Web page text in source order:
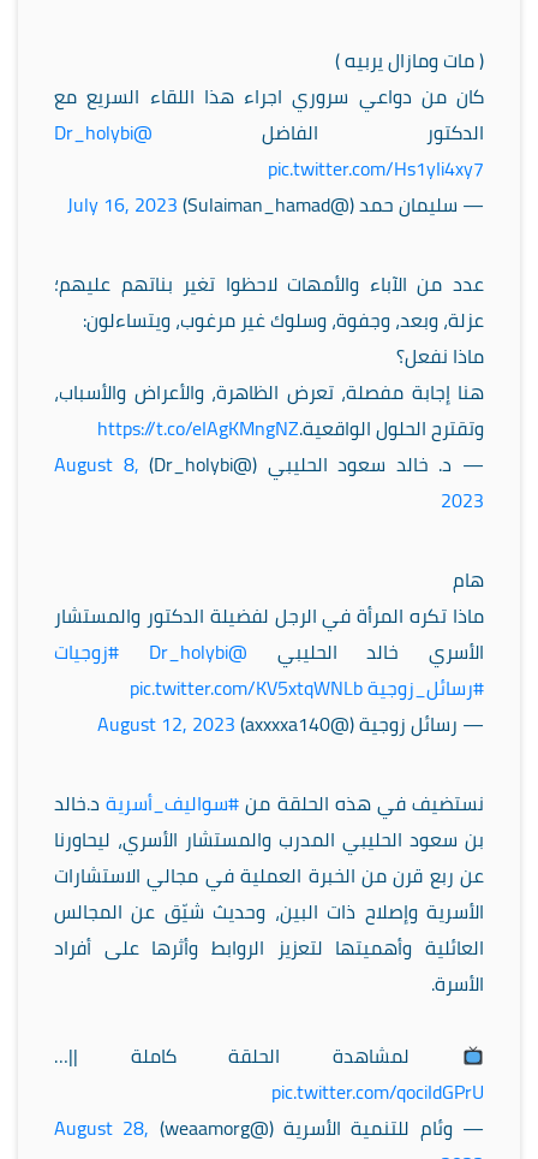
( مات ومازال يربيه )
كان من دواعي سروري اجراء هذا اللقاء السريع مع
الدكتور الفاضل @Dr_holybi
pic.twitter.com/Hs1yIi4xy7
— سليمان حمد (@Sulaiman_hamad)
July 16, 2023
عدد من الآباء والأمهات لاحظوا تغير بناتهم عليهم؛
عزلة، وبعد، وجفوة، وسلوك غير مرغوب، ويتساءلون:
ماذا نفعل؟
هنا إجابة مفصلة، تعرض الظاهرة، والأعراض والأسباب،
وتقترح الحلول الواقعية.https://t.co/eIAgKMngNZ
— د. خالد سعود الحليبي (@Dr_holybi)
August 8,
2023
هام
ماذا تكره المرأة في الرجل لفضيلة الدكتور والمستشار
الأسري خالد الحليبي @Dr_holybi
#زوجيات
#رسائل_زوجيةpic.twitter.com/KV5xtqWNLb
— رسائل زوجية (@axxxxa140)
August 12, 2023
نستضيف في هذه الحلقة من#سواليف_أسريةد.خالد
بن سعود الحليبي المدرب والمستشار الأسري، ليحاورنا
عن ربع قرن من الخبرة العملية في مجالي الاستشارات
الأسرية وإصلاح ذات البين، وحديث شيّق عن المجالس
العائلية وأهميتها لتعزيز الروابط وأثرها على أفراد
الأسرة.
لمشاهدة الحلقة كاملة ||…
pic.twitter.com/qociIdGPrU
— وئام للتنمية الأسرية (@weaamorg)
August 28,